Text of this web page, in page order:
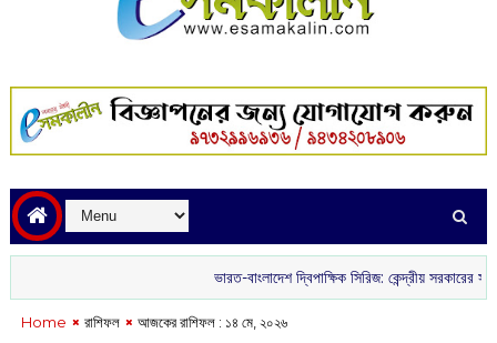
ভারত-বাংলাদেশ দ্বিপাক্ষিক সিরিজ: কেন্দ্রীয় সরকারের সবুজ
Home রাশিফল আজকের রাশিফল :‌ ‌১৪ মে, ২০২৬